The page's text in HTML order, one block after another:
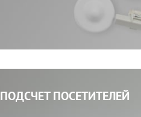
ПОДСЧЕТ ПОСЕТИТЕЛЕЙ